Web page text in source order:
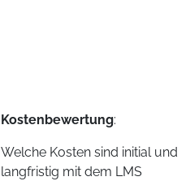
Kostenbewertung:
Welche Kosten sind initial und
langfristig mit dem LMS